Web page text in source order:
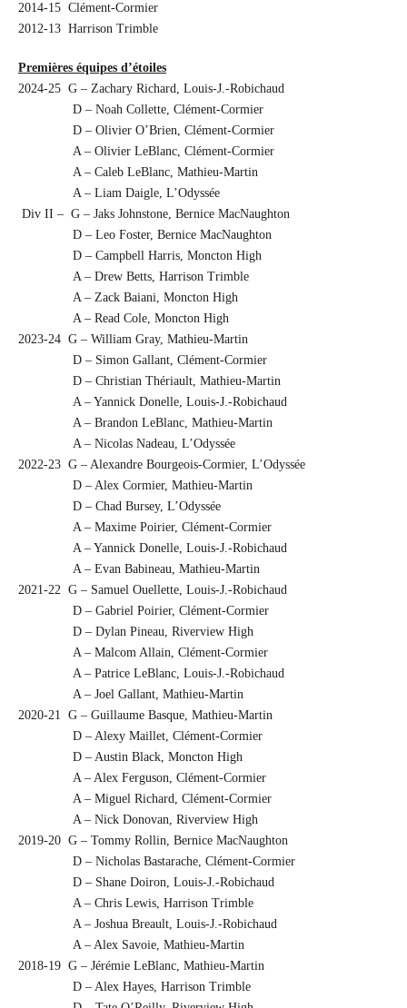
2014-15 Clément-Cormier
2012-13 Harrison Trimble
Premières équipes d’étoiles
2024-25 G – Zachary Richard, Louis-J.-Robichaud
D – Noah Collette, Clément-Cormier
D – Olivier O’Brien, Clément-Cormier
A – Olivier LeBlanc, Clément-Cormier
A – Caleb LeBlanc, Mathieu-Martin
A – Liam Daigle, L’Odyssée
Div II – G – Jaks Johnstone, Bernice MacNaughton
D – Leo Foster, Bernice MacNaughton
D – Campbell Harris, Moncton High
A – Drew Betts, Harrison Trimble
A – Zack Baiani, Moncton High
A – Read Cole, Moncton High
2023-24 G – William Gray, Mathieu-Martin
D – Simon Gallant, Clément-Cormier
D – Christian Thériault, Mathieu-Martin
A – Yannick Donelle, Louis-J.-Robichaud
A – Brandon LeBlanc, Mathieu-Martin
A – Nicolas Nadeau, L’Odyssée
2022-23 G – Alexandre Bourgeois-Cormier, L’Odyssée
D – Alex Cormier, Mathieu-Martin
D – Chad Bursey, L’Odyssée
A – Maxime Poirier, Clément-Cormier
A – Yannick Donelle, Louis-J.-Robichaud
A – Evan Babineau, Mathieu-Martin
2021-22 G – Samuel Ouellette, Louis-J.-Robichaud
D – Gabriel Poirier, Clément-Cormier
D – Dylan Pineau, Riverview High
A – Malcom Allain, Clément-Cormier
A – Patrice LeBlanc, Louis-J.-Robichaud
A – Joel Gallant, Mathieu-Martin
2020-21 G – Guillaume Basque, Mathieu-Martin
D – Alexy Maillet, Clément-Cormier
D – Austin Black, Moncton High
A – Alex Ferguson, Clément-Cormier
A – Miguel Richard, Clément-Cormier
A – Nick Donovan, Riverview High
2019-20 G – Tommy Rollin, Bernice MacNaughton
D – Nicholas Bastarache, Clément-Cormier
D – Shane Doiron, Louis-J.-Robichaud
A – Chris Lewis, Harrison Trimble
A – Joshua Breault, Louis-J.-Robichaud
A – Alex Savoie, Mathieu-Martin
2018-19 G – Jérémie LeBlanc, Mathieu-Martin
D – Alex Hayes, Harrison Trimble